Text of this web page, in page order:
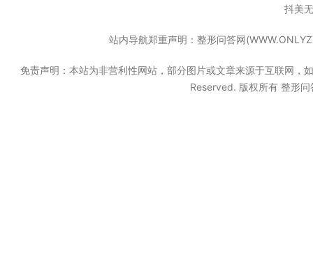
抖美
站内导航郑重声明：整形问答网
免责声明：本站为非营利性网站，部分图片或文章来源于互联网，
Reserved. 版权所有 整形问